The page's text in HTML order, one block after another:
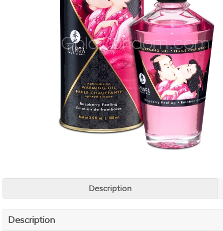
Description
Description